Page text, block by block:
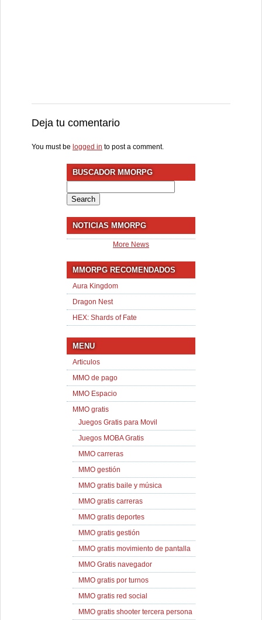
Deja tu comentario
You must be logged in to post a comment.
BUSCADOR MMORPG
for:
NOTICIAS MMORPG
More News
MMORPG RECOMENDADOS
Aura Kingdom
Dragon Nest
HEX: Shards of Fate
MENU
Articulos
MMO de pago
MMO Espacio
MMO gratis
Juegos Gratis para Movil
Juegos MOBA Gratis
MMO carreras
MMO gestión
MMO gratis baile y música
MMO gratis carreras
MMO gratis deportes
MMO gratis gestión
MMO gratis movimiento de pantalla
MMO Gratis navegador
MMO gratis por turnos
MMO gratis red social
MMO gratis shooter tercera persona